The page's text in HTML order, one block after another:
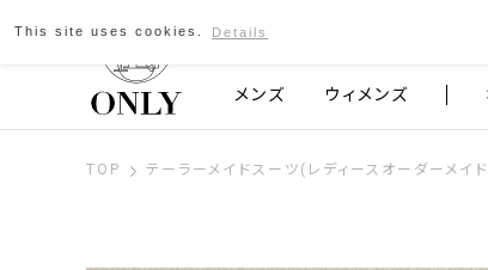
京都発のスーツブランド ONLY
メンズ ウィメンズ
TOP テーラーメイドスーツ(レディースオーダーメイ
This site uses cookies. Details